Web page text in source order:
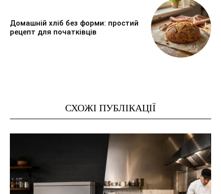
Домашній хліб без форми: простий
рецепт для початківців
СХОЖІ ПУБЛІКАЦІЇ